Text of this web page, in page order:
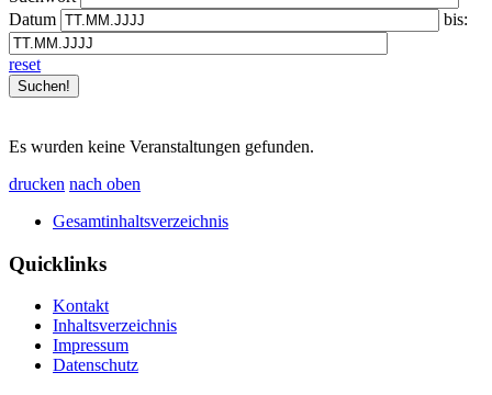
Datum
bis:
reset
Es wurden keine Veranstaltungen gefunden.
drucken nach oben
Gesamtinhaltsverzeichnis
Quicklinks
Kontakt
Inhaltsverzeichnis
Impressum
Datenschutz